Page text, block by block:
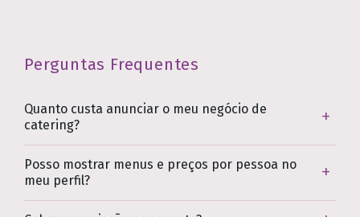
Perguntas Frequentes
Quanto custa anunciar o meu negócio de
catering?
Posso mostrar menus e preços por pessoa no
meu perfil?